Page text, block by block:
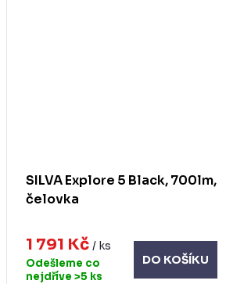
SILVA Explore 5 Black, 700lm,
čelovka
1 791 Kč / ks
Odešleme co
nejdříve >5 ks
DO KOŠÍKU